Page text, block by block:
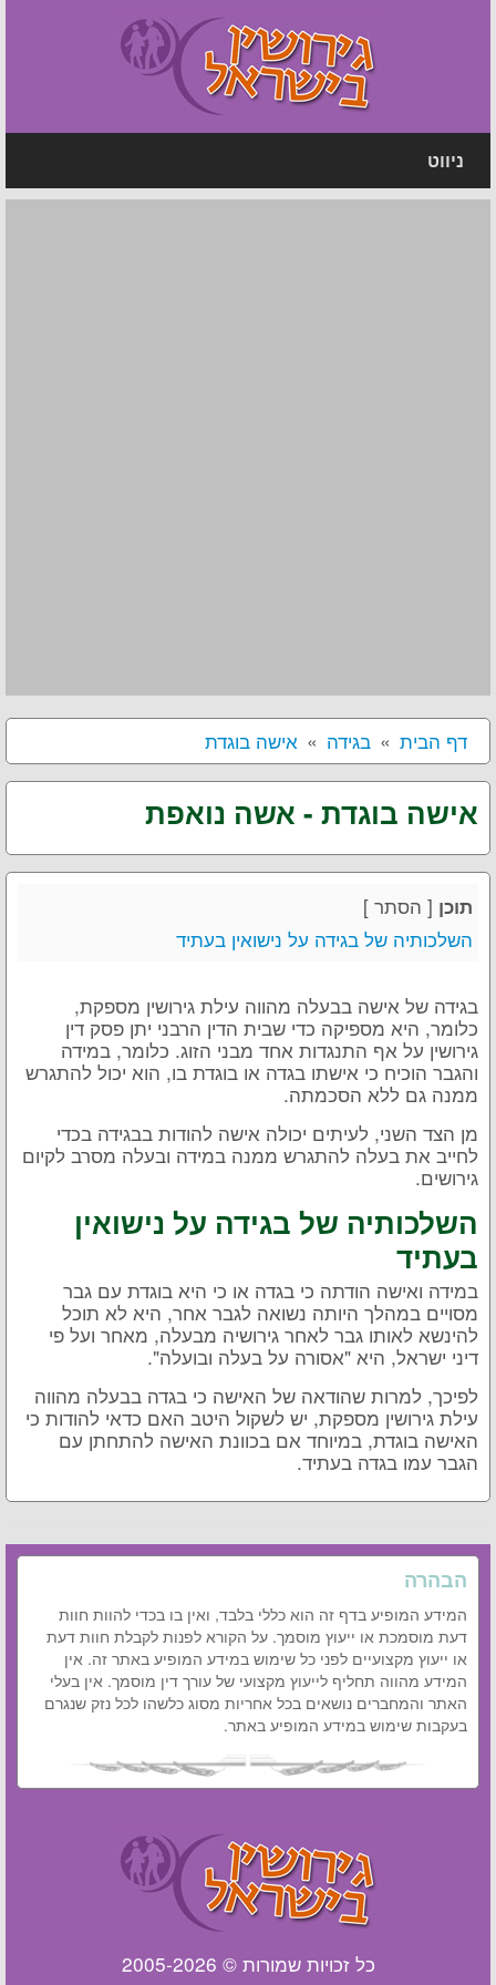
ניווט
דף הבית בגידה אישה בוגדת
אישה בוגדת - אשה נואפת
תוכן [ הסתר ]
השלכותיה של בגידה על נישואין בעתיד
בגידה של אישה בבעלה מהווה עילת גירושין מספקת,
כלומר, היא מספיקה כדי שבית הדין הרבני יתן פסק דין
גירושין על אף התנגדות אחד מבני הזוג. כלומר, במידה
והגבר הוכיח כי אישתו בגדה או בוגדת בו, הוא יכול להתגרש
ממנה גם ללא הסכמתה.
מן הצד השני, לעיתים יכולה אישה להודות בבגידה בכדי
לחייב את בעלה להתגרש ממנה במידה ובעלה מסרב לקיום
גירושים.
השלכותיה של בגידה על נישואין
בעתיד
במידה ואישה הודתה כי בגדה או כי היא בוגדת עם גבר
מסויים במהלך היותה נשואה לגבר אחר, היא לא תוכל
להינשא לאותו גבר לאחר גירושיה מבעלה, מאחר ועל פי
דיני ישראל, היא "אסורה על בעלה ובועלה".
לפיכך, למרות שהודאה של האישה כי בגדה בבעלה מהווה
עילת גירושין מספקת, יש לשקול היטב האם כדאי להודות כי
האישה בוגדת, במיוחד אם בכוונת האישה להתחתן עם
הגבר עמו בגדה בעתיד.
הבהרה
המידע המופיע בדף זה הוא כללי בלבד, ואין בו בכדי להוות חוות
דעת מוסמכת או ייעוץ מוסמך. על הקורא לפנות לקבלת חוות דעת
או ייעוץ מקצועיים לפני כל שימוש במידע המופיע באתר זה. אין
המידע מהווה תחליף לייעוץ מקצועי של עורך דין מוסמך. אין בעלי
האתר והמחברים נושאים בכל אחריות מסוג כלשהו לכל נזק שנגרם
בעקבות שימוש במידע המופיע באתר.
כל זכויות שמורות © 2005-2026